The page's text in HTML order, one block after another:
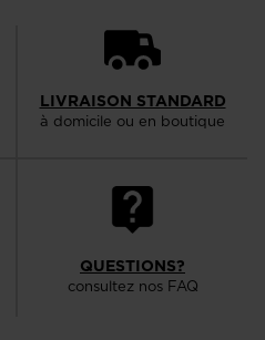
LIVRAISON STANDARD
à domicile ou en boutique
QUESTIONS?
consultez nos FAQ